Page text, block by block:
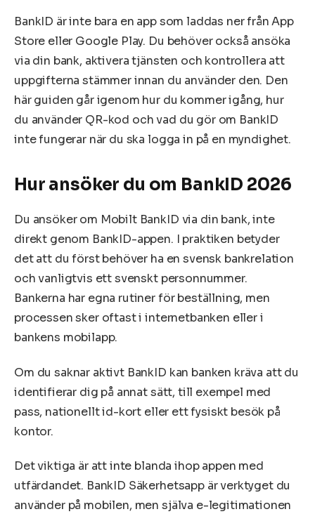
BankID är inte bara en app som laddas ner från App
Store eller Google Play. Du behöver också ansöka
via din bank, aktivera tjänsten och kontrollera att
uppgifterna stämmer innan du använder den. Den
här guiden går igenom hur du kommer igång, hur
du använder QR-kod och vad du gör om BankID
inte fungerar när du ska logga in på en myndighet.
Hur ansöker du om BankID 2026
Du ansöker om Mobilt BankID via din bank, inte
direkt genom BankID-appen. I praktiken betyder
det att du först behöver ha en svensk bankrelation
och vanligtvis ett svenskt personnummer.
Bankerna har egna rutiner för beställning, men
processen sker oftast i internetbanken eller i
bankens mobilapp.
Om du saknar aktivt BankID kan banken kräva att du
identifierar dig på annat sätt, till exempel med
pass, nationellt id-kort eller ett fysiskt besök på
kontor.
Det viktiga är att inte blanda ihop appen med
utfärdandet. BankID Säkerhetsapp är verktyget du
använder på mobilen, men själva e-legitimationen